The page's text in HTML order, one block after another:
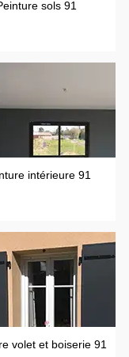
sols 91
intérieure 91
volet et boiserie 91